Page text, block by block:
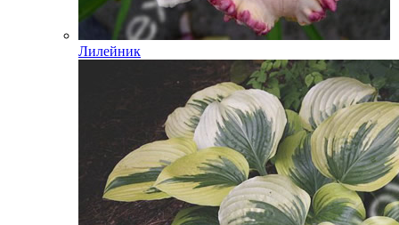
Лилейник